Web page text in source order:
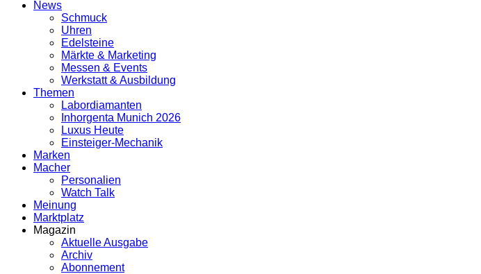
News
Schmuck
Uhren
Edelsteine
Märkte & Marketing
Messen & Events
Werkstatt & Ausbildung
Themen
Labordiamanten
Inhorgenta Munich 2026
Luxus Heute
Einsteiger-Mechanik
Marken
Macher
Personalien
Watch Talk
Meinung
Marktplatz
Magazin
Aktuelle Ausgabe
Archiv
Abonnement